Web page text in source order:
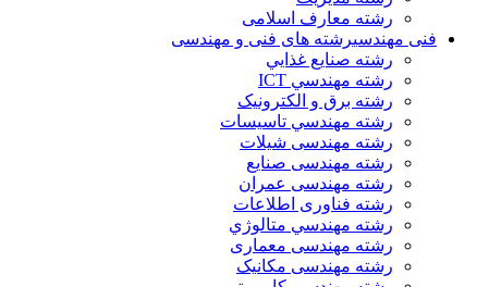
رشته معارف اسلامی
فنی مهندسیرشته های فنی و مهندسی
رشته صنايع غذايي
رشته مهندسي ICT
رشته برق و الکترونيک
رشته مهندسي تاسيسات
رشته مهندسی شیلات
رشته مهندسی صنایع
رشته مهندسی عمران
رشته فناوری اطلاعات
رشته مهندسي متالوژي
رشته مهندسی معماری
رشته مهندسی مکانیک